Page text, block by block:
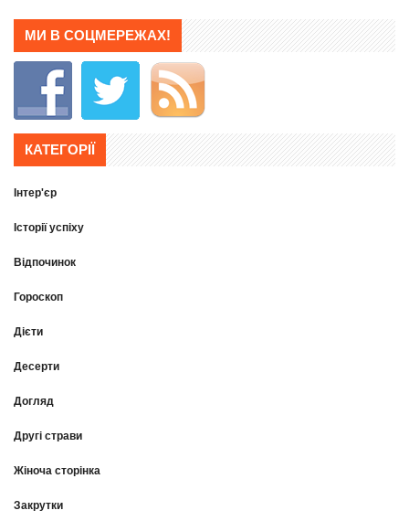
МИ В СОЦМЕРЕЖАХ!
КАТЕГОРІЇ
Інтер'єр
Історії успіху
Відпочинок
Гороскоп
Дієти
Десерти
Догляд
Другі страви
Жіноча сторінка
Закрутки